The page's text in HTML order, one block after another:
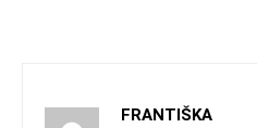
FRANTIŠKA